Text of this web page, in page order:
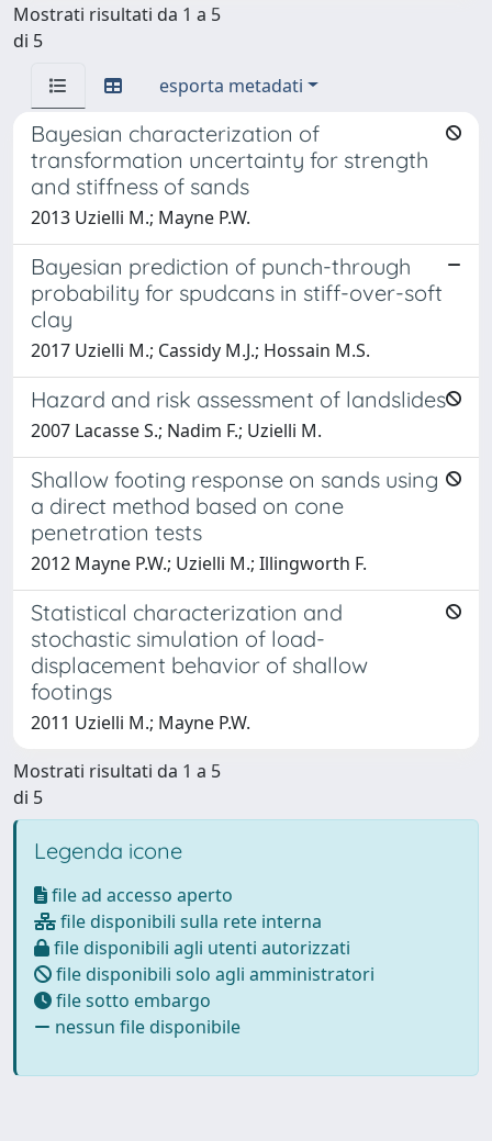
Mostrati risultati da 1 a 5
di 5
esporta metadati
Bayesian characterization of
transformation uncertainty for strength
and stiffness of sands
2013 Uzielli M.; Mayne P.W.
Bayesian prediction of punch-through
probability for spudcans in stiff-over-soft
clay
2017 Uzielli M.; Cassidy M.J.; Hossain M.S.
Hazard and risk assessment of landslides
2007 Lacasse S.; Nadim F.; Uzielli M.
Shallow footing response on sands using
a direct method based on cone
penetration tests
2012 Mayne P.W.; Uzielli M.; Illingworth F.
Statistical characterization and
stochastic simulation of load-
displacement behavior of shallow
footings
2011 Uzielli M.; Mayne P.W.
Mostrati risultati da 1 a 5
di 5
Legenda icone
file ad accesso aperto
file disponibili sulla rete interna
file disponibili agli utenti autorizzati
file disponibili solo agli amministratori
file sotto embargo
nessun file disponibile